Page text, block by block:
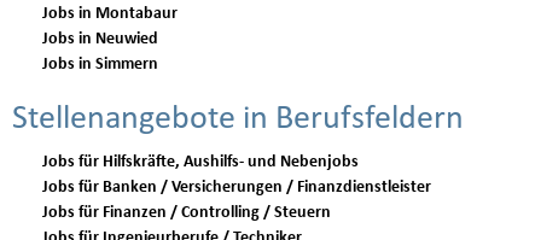
Jobs in Montabaur
Jobs in Neuwied
Jobs in Simmern
Stellenangebote in Berufsfeldern
Jobs für Hilfskräfte, Aushilfs- und Nebenjobs
Jobs für Banken / Versicherungen / Finanzdienstleister
Jobs für Finanzen / Controlling / Steuern